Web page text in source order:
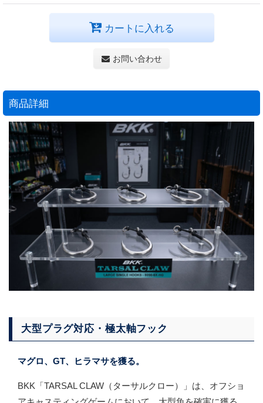
カートに入れる
お問い合わせ
商品詳細
大型プラグ対応・極太軸フック
マグロ、GT、ヒラマサを獲る。
BKK「TARSAL CLAW（ターサルクロー）」は、オフショ